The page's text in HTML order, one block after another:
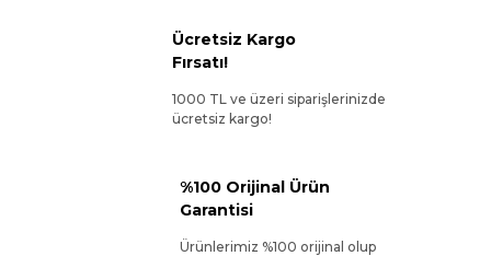
Ücretsiz Kargo
Fırsatı!
1000 TL ve üzeri siparişlerinizde
ücretsiz kargo!
%100 Orijinal Ürün
Garantisi
Ürünlerimiz %100 orijinal olup